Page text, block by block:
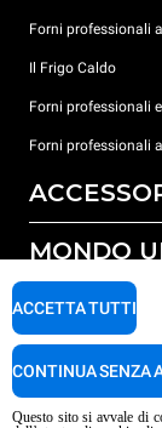
Forni professionali
Il Frigo Caldo
Forni professionali
Forni professionali
Tutti gli accessori
Detergenti per
Detergenti per
Trattamento acqua
Trattamento acqua
MONDO
Le nostre sedi nel
SUPPORTO
Garanzia Unox
Trova Rivenditori
Questo sito si avvale di
ACCETTA TUTTI
CONTINUA SENZA